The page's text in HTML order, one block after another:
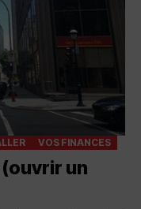
VOS FINANCES
un